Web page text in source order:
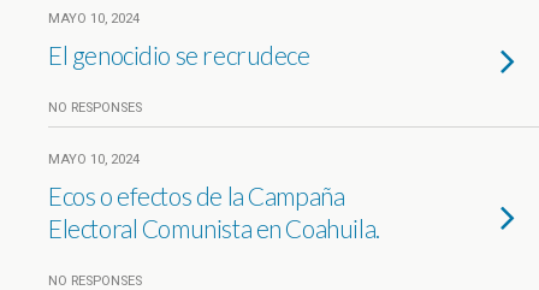
MAYO 10, 2024
El genocidio se recrudece
NO RESPONSES
MAYO 10, 2024
Ecos o efectos de la Campaña
Electoral Comunista en Coahuila.
NO RESPONSES